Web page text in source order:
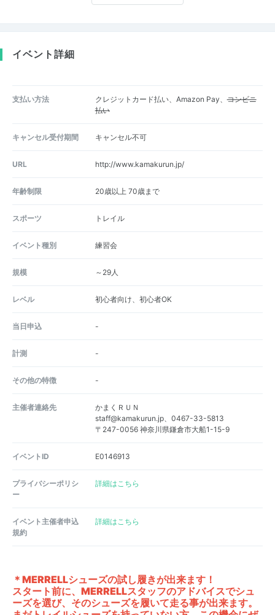
イベント詳細
支払い方法 クレジットカード払い、Amazon Pay、コンビニ
払い
キャンセル受付期間 キャンセル不可
URL http://www.kamakurun.jp/
年齢制限 20歳以上 70歳まで
スポーツ トレイル
イベント種別 練習会
規模 ～29人
レベル 初心者向け、初心者OK
当日申込 -
計測 -
その他の特徴 -
主催者連絡先
かまくＲＵＮ
staff@kamakurun.jp、0467-33-5813
〒247-0056 神奈川県鎌倉市大船1-15-9
イベントID E0146913
プライバシーポリシ
ー
詳細はこちら
イベント主催者申込
規約
詳細はこちら
＊MERRELLシューズの試し履きが出来ます！
スタート前に、MERRELLスタッフのアドバイスでシュ
ーズを選び、そのシューズを履いて走る事が出来ます。